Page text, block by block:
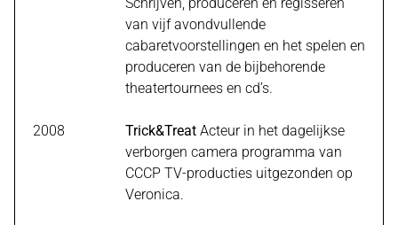
van vijf avondvullende
cabaretvoorstellingen en het spelen en
produceren van de bijbehorende
theatertournees en cd’s.
2008 Trick&Treat Acteur in het dagelijkse
verborgen camera programma van
CCCP TV-producties uitgezonden op
Veronica.